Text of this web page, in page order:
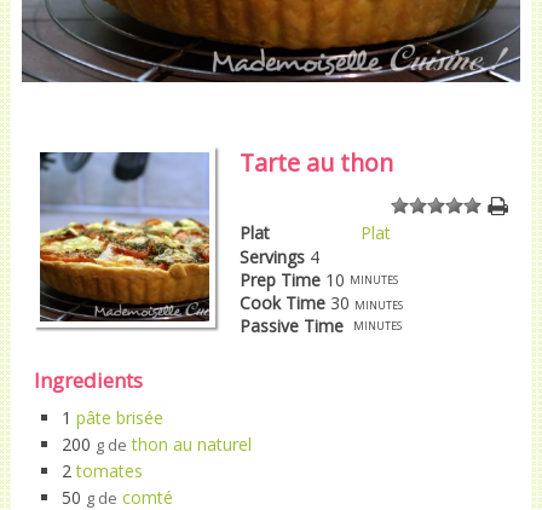
Tarte au thon
1 2 3 4 5
Plat
Plat
Servings 4
Prep Time 10 minutes
Cook Time 30 minutes
Passive Time minutes
Ingredients
1 pâte brisée
200 g de thon au naturel
2 tomates
50 g de comté